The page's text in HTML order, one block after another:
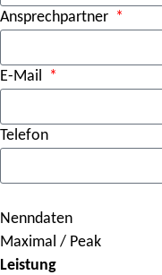
Ansprechpartner
E-Mail
Telefon
Nenndaten
Maximal / Peak
Leistung